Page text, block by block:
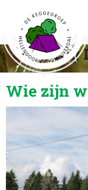
Scouting
Wie zijn